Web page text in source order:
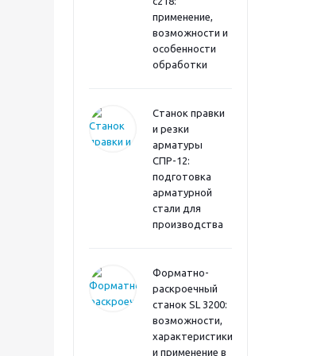
применение,
возможности и
особенности
обработки
Станок правки
и резки
арматуры
СПР-12:
подготовка
арматурной
стали для
производства
Форматно-
раскроечный
станок SL 3200:
возможности,
характеристики
и применение в